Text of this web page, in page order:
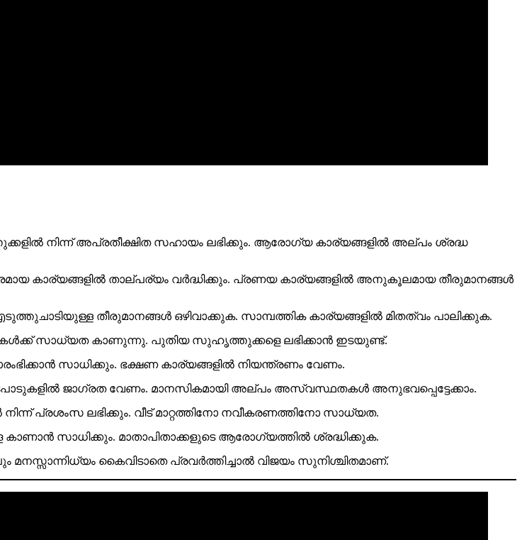
നിന്ന് അപ്രതീക്ഷിത സഹായം ലഭിക്കും. ആരോഗ്യ കാര്യങ്ങളിൽ അല്പം ശ്രദ്ധ
കാര്യങ്ങളിൽ താല്പര്യം വർദ്ധിക്കും. പ്രണയ കാര്യങ്ങളിൽ അനുകൂലമായ തീരുമാനങ്ങൾ
തീരുമാനങ്ങൾ ഒഴിവാക്കുക. സാമ്പത്തിക കാര്യങ്ങളിൽ മിതത്വം പാലിക്കുക.
സാധ്യത കാണുന്നു. പുതിയ സുഹൃത്തുക്കളെ ലഭിക്കാൻ ഇടയുണ്ട്.
സാധിക്കും. ഭക്ഷണ കാര്യങ്ങളിൽ നിയന്ത്രണം വേണം.
ജാഗ്രത വേണം. മാനസികമായി അല്പം അസ്വസ്ഥതകൾ അനുഭവപ്പെട്ടേക്കാം.
പ്രശംസ ലഭിക്കും. വീട് മാറ്റത്തിനോ നവീകരണത്തിനോ സാധ്യത.
കാണാൻ സാധിക്കും. മാതാപിതാക്കളുടെ ആരോഗ്യത്തിൽ ശ്രദ്ധിക്കുക.
മനസ്സാന്നിധ്യം കൈവിടാതെ പ്രവർത്തിച്ചാൽ വിജയം സുനിശ്ചിതമാണ്.